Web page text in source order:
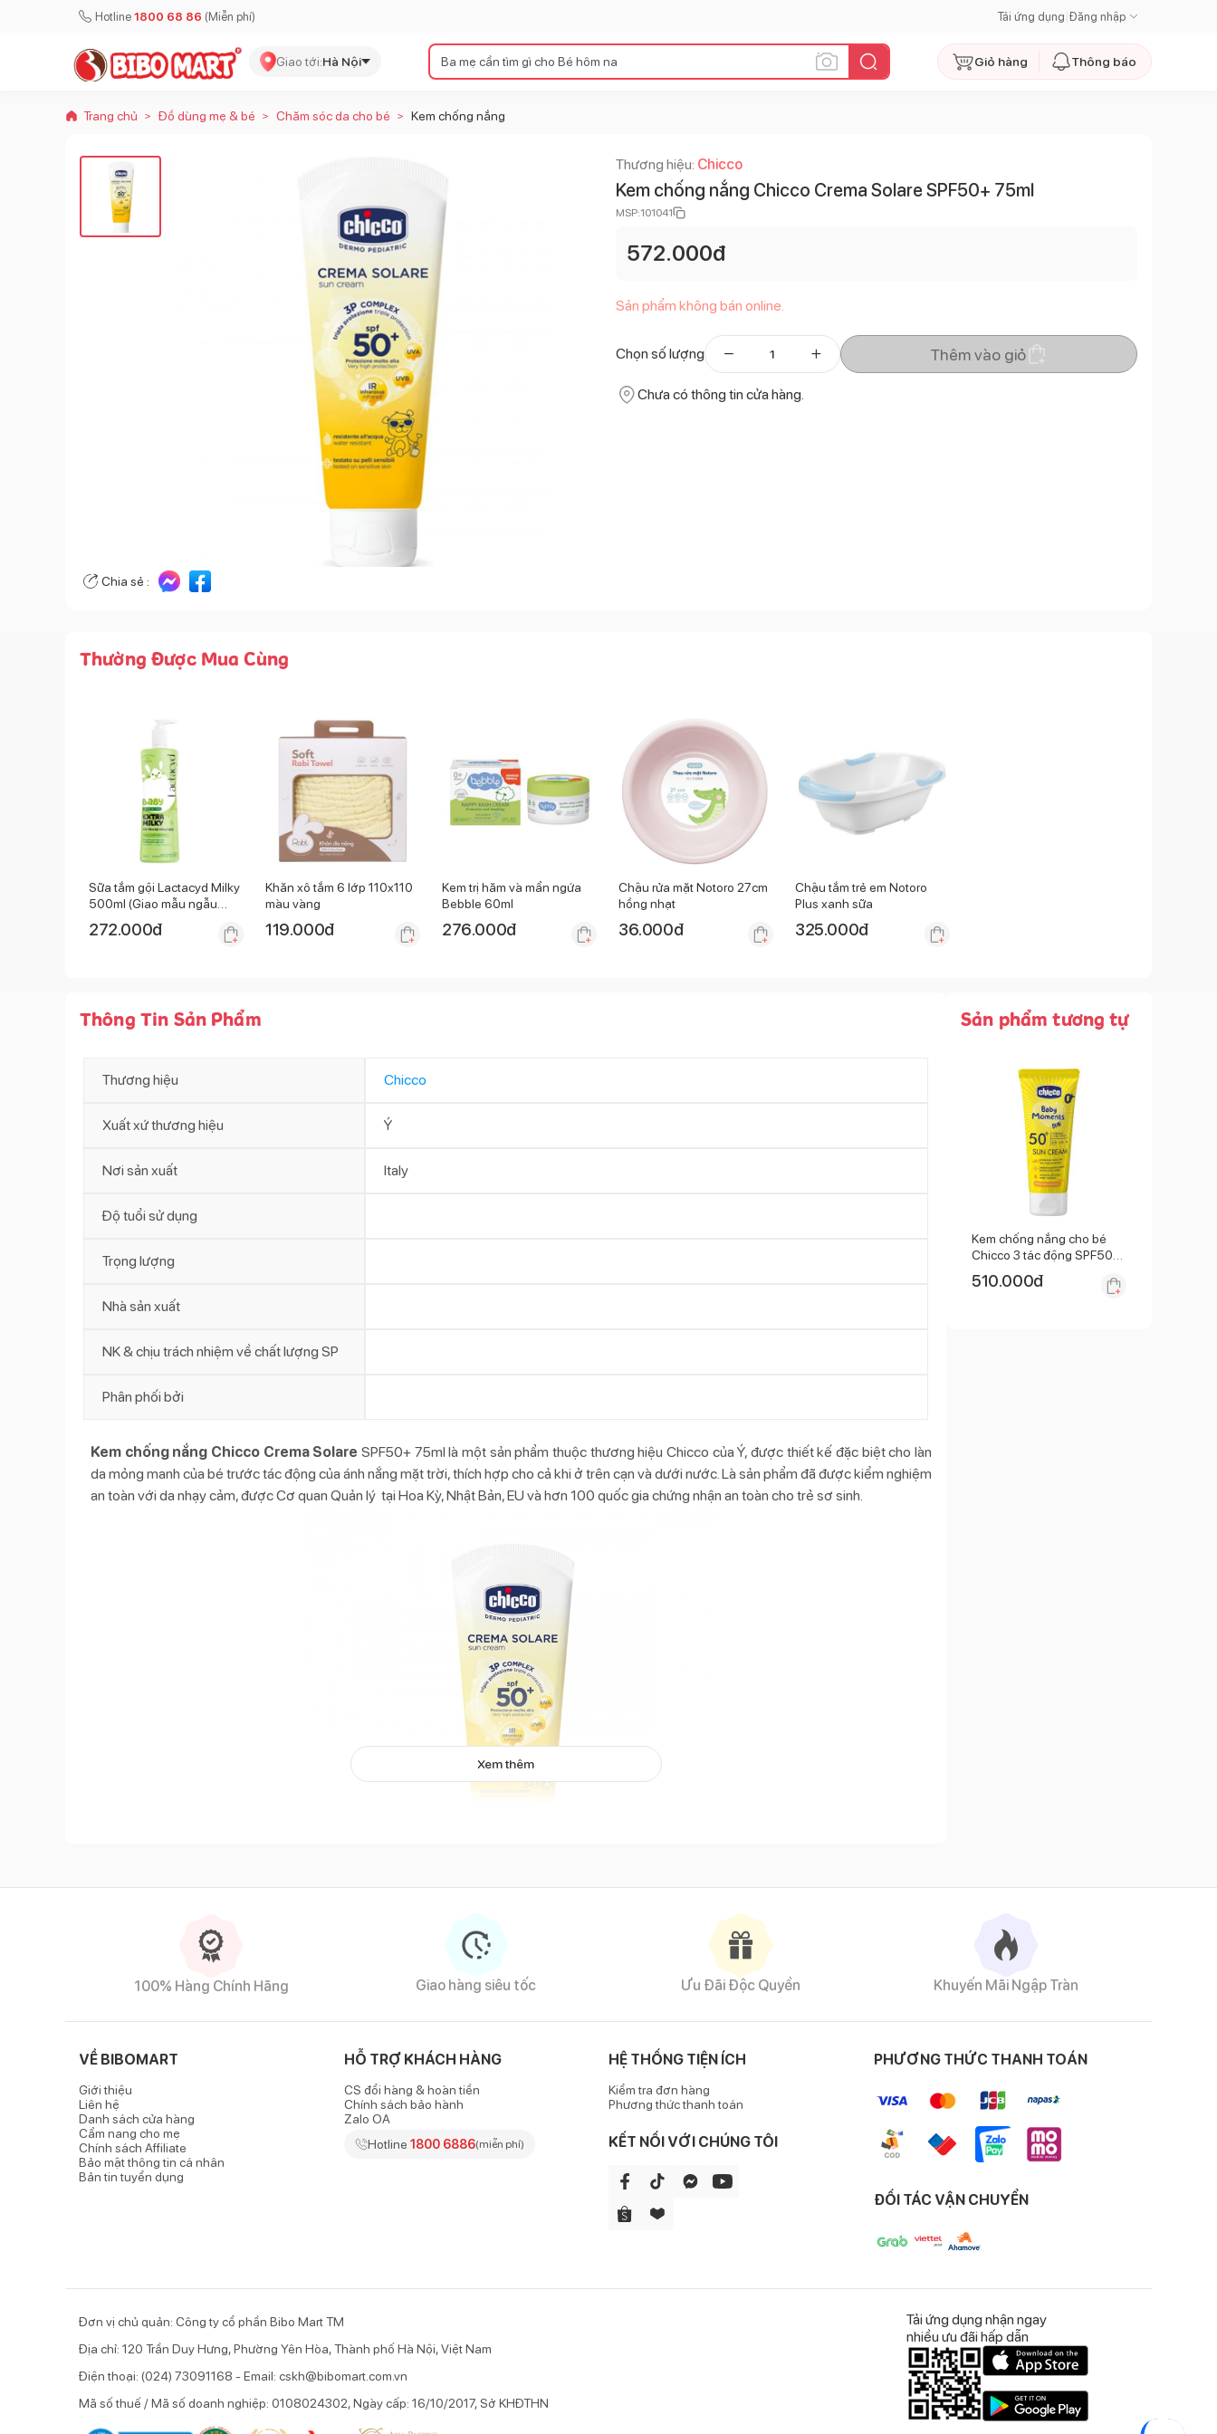
Hotline 1800 68 86 (Miễn phí) Tải ứng dụng Đăng nhập
Giao tới:Hà Nội Giỏ hàng Thông báo
Trang chủ > Đồ dùng mẹ & bé > Chăm sóc da cho bé > Kem chống nắng
Chia sẻ :
Thương hiệu: Chicco
Kem chống nắng Chicco Crema Solare SPF50+ 75ml
MSP:101041
572.000đ
Sản phẩm không bán online.
Chọn số lượng Thêm vào giỏ
Chưa có thông tin cửa hàng.
Thường Được Mua Cùng
Sữa tắm gội Lactacyd Milky
500ml (Giao mẫu ngẫu
272.000đ
Khăn xô tắm 6 lớp 110x110
màu vàng
119.000đ
Kem trị hăm và mẩn ngứa
Bebble 60ml
276.000đ
Chậu rửa mặt Notoro 27cm
hồng nhạt
36.000đ
Chậu tắm trẻ em Notoro
Plus xanh sữa
325.000đ
Thông Tin Sản Phẩm
Thương hiệu Chicco
Xuất xứ thương hiệu Ý
Nơi sản xuất Italy
Độ tuổi sử dụng
Trọng lượng
Nhà sản xuất
NK & chịu trách nhiệm về chất lượng SP
Phân phối bởi
Kem chống nắng Chicco Crema Solare SPF50+ 75ml là một sản phẩm thuộc thương hiệu Chicco của Ý, được thiết kế đặc biệt cho làn
da mỏng manh của bé trước tác động của ánh nắng mặt trời, thích hợp cho cả khi ở trên cạn và dưới nước. Là sản phẩm đã được kiểm nghiệm
an toàn với da nhạy cảm, được Cơ quan Quản lý tại Hoa Kỳ, Nhật Bản, EU và hơn 100 quốc gia chứng nhận an toàn cho trẻ sơ sinh.
Kem chống nắng Chicco Crema Solare SPF50+ 75ml
Đặc điểm nổi bật của sản phẩm
Kem chống nắng Chicco Crema Solare
không chứa cồn và chất tạo màu, không hương liệu, không parabens, do đó không gây kích ứng với
làn da nhạy cảm của bé và phụ nữ khi mang thai.
Chống nắng và dưỡng da hiệu quả
Kem chống nắng dưỡng da Chicco có chỉ số SPF cao (50+), có các hoạt chất đóng vai trò làm màng lọc tia UV giúp bảo vệ cả gia đình khỏi
Kem chống nắng có chứa titanium dioxide và Octocrylene,..., là các hoạt chất đóng vai trò như màng lọc tia UVA, UVB, bảo vệ da không bị
Xem thêm
Sản phẩm tương tự
Kem chống nắng cho bé
Chicco 3 tác động SPF50+
510.000đ
100% Hàng Chính Hãng Giao hàng siêu tốc Ưu Đãi Độc Quyền Khuyến Mãi Ngập Tràn
VỀ BIBOMART
Giới thiệu
Liên hệ
Danh sách cửa hàng
Cẩm nang cho mẹ
Chính sách Affiliate
Bảo mật thông tin cá nhân
Bản tin tuyển dụng
HỖ TRỢ KHÁCH HÀNG
CS đổi hàng & hoàn tiền
Chính sách bảo hành
Zalo OA
Hotline 1800 6886(miễn phí)
HỆ THỐNG TIỆN ÍCH
Kiểm tra đơn hàng
Phương thức thanh toán
KẾT NỐI VỚI CHÚNG TÔI
PHƯƠNG THỨC THANH TOÁN
ĐỐI TÁC VẬN CHUYỂN
Đơn vị chủ quản: Công ty cổ phần Bibo Mart TM
Địa chỉ: 120 Trần Duy Hưng, Phường Yên Hòa, Thành phố Hà Nội, Việt Nam
Điện thoại: (024) 73091168 - Email: cskh@bibomart.com.vn
Mã số thuế / Mã số doanh nghiệp: 0108024302, Ngày cấp: 16/10/2017, Sở KHĐTHN
Tải ứng dụng nhận ngay
nhiều ưu đãi hấp dẫn